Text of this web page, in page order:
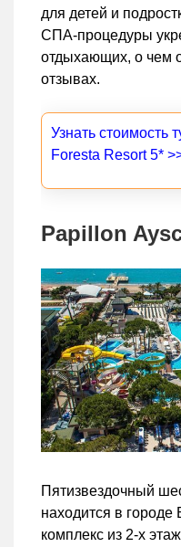
для детей и
СПА-процедуры
отдыхающих, о чем
отзывах.
Узнать стоимость
Foresta Resort 5*
Papillon
Пятизвездочный
находится в
комплекс из 2-х